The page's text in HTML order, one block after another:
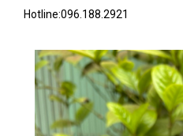
Hotline:096.188.2921